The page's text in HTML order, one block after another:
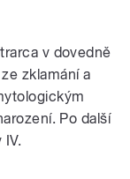
v dovedně
zklamání a
Po další